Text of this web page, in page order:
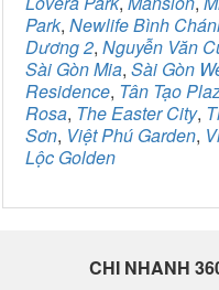
Park, Newlife Bình
Dương 2, Nguyễn Văn
Sài Gòn Mia, Sài Gòn
Residence, Tân Tạo
Rosa, The Easter City,
Sơn, Việt Phú Garden,
Lộc Golden
CHI NHANH